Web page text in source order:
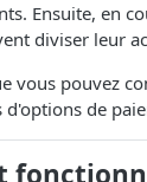
Ensuite, en
diviser leur
vous pouvez
d'options de